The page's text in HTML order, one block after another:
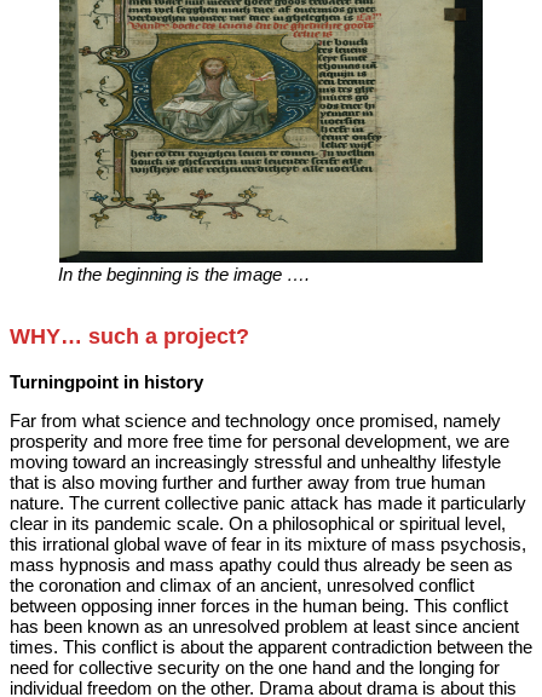
In the beginning is the image ….
WHY… such a project?
Turningpoint in history
Far from what science and technology once promised, namely
prosperity and more free time for personal development, we are
moving toward an increasingly stressful and unhealthy lifestyle
that is also moving further and further away from true human
nature. The current collective panic attack has made it particularly
clear in its pandemic scale. On a philosophical or spiritual level,
this irrational global wave of fear in its mixture of mass psychosis,
mass hypnosis and mass apathy could thus already be seen as
the coronation and climax of an ancient, unresolved conflict
between opposing inner forces in the human being. This conflict
has been known as an unresolved problem at least since ancient
times. This conflict is about the apparent contradiction between the
need for collective security on the one hand and the longing for
individual freedom on the other. Drama about drama is about this